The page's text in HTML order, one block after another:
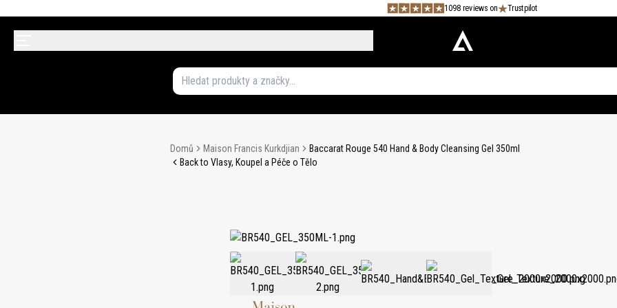
1098 reviews on Trustpilot
Domů Maison Francis Kurkdjian
Baccarat Rouge 540 Hand & Body Cleansing Gel 350ml
Back to Vlasy, Koupel a Péče o Tělo